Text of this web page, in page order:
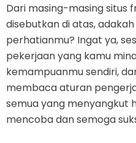
Dari masing-masing situs
disebutkan di atas,
perhatianmu? Ingat ya,
pekerjaan yang kamu
kemampuanmu sendiri,
membaca aturan
semua yang menyangkut
mencoba dan semoga